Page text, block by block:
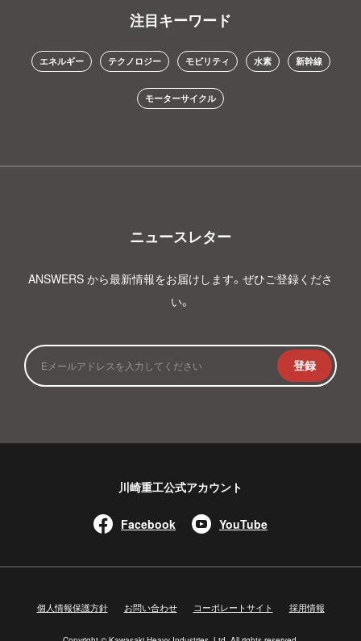
注目キーワード
エネルギー テクノロジー モビリティ 水素 新幹線
モーターサイクル
ニュースレター
ANSWERS から最新情報をお届けします。ぜひご登録くださ
い。
登録
川崎重工公式アカウント
Facebook YouTube
個人情報保護方針 お問い合わせ コーポレートサイト 採用情報